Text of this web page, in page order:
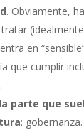
. Obviamente,
en
que cumplir
parte que
: